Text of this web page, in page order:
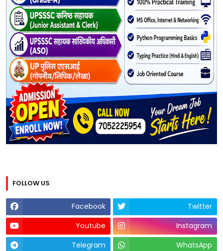
FOLLOW US
Facebook
Twitter
Youtube
Instagram
Telegram
WhatsApp